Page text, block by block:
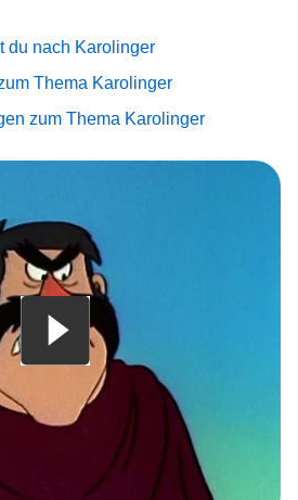
du nach Karolinger
Thema Karolinger
zum Thema Karolinger